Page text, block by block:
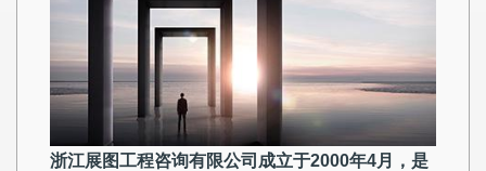
浙江展图工程咨询有限公司成立于2000年4月，是